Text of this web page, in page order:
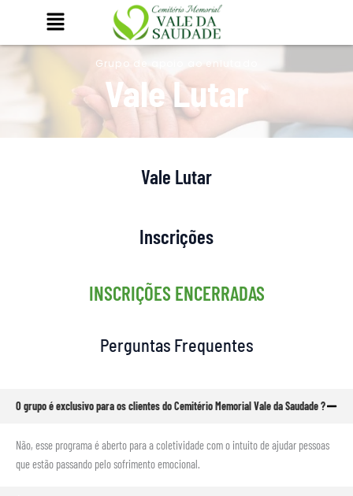
o
Grupo de apoio ao enlutado
Vale Lutar
Vale Lutar
Inscrições
INSCRIÇÕES ENCERRADAS
Perguntas Frequentes
O grupo é exclusivo para os clientes do Cemitério Memorial Vale da Saudade ?
Não, esse programa é aberto para a coletividade com o intuito de ajudar pessoas
que estão passando pelo sofrimento emocional.